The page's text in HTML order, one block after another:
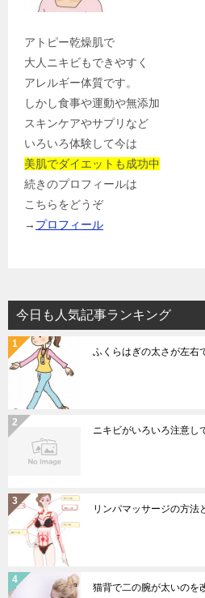
アトピー乾燥肌で
大人ニキビもできやすく
アレルギー体質です。
しかし食事や運動や無添加
スキンケアやサプリなど
いろいろ体験して今は
美肌でダイエットも成功中
続きのプロフィールは
こちらをどうぞ
→ プロフィール
今日も人気記事ランキング
ふくらはぎの太さが左右
ニキビがいろいろ注意し
リンパマッサージの方法
猫背で二の腕が太いのを